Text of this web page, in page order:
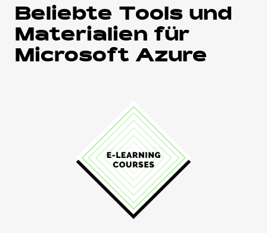
Beliebte Tools und
Materialien für
Microsoft Azure